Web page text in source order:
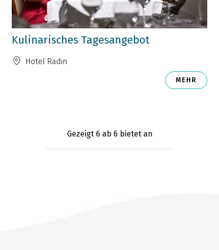
Kulinarisches Tagesangebot
Hotel Radin
MEHR
Gezeigt 6 ab 6 bietet an